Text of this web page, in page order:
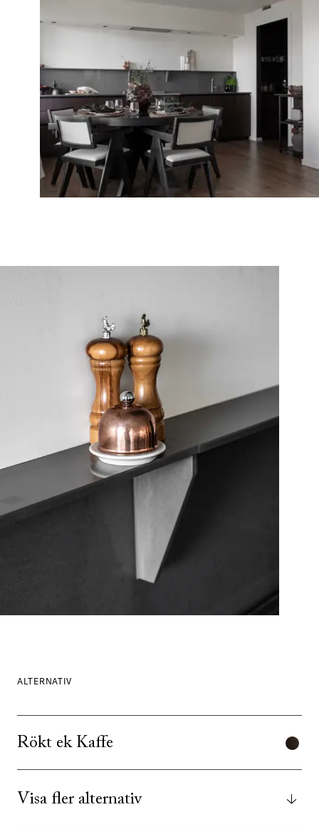
ALTERNATIV
Rökt ek Kaffe
Visa fler alternativ